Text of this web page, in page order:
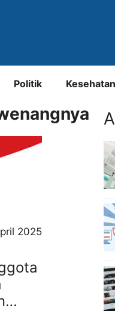
Politik Kesehatan
2025